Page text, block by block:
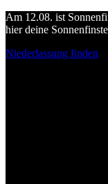
Am 12.08. ist
hier deine
Niederlassung finden